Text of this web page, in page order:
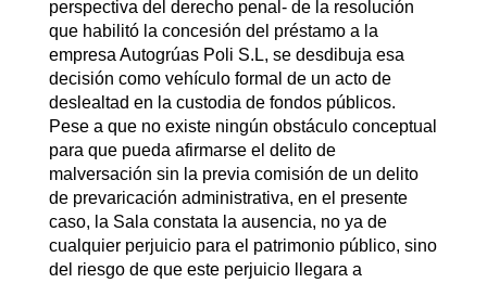
perspectiva del derecho penal- de la resolución
que habilitó la concesión del préstamo a la
empresa Autogrúas Poli S.L, se desdibuja esa
decisión como vehículo formal de un acto de
deslealtad en la custodia de fondos públicos.
Pese a que no existe ningún obstáculo conceptual
para que pueda afirmarse el delito de
malversación sin la previa comisión de un delito
de prevaricación administrativa, en el presente
caso, la Sala constata la ausencia, no ya de
cualquier perjuicio para el patrimonio público, sino
del riesgo de que este perjuicio llegara a